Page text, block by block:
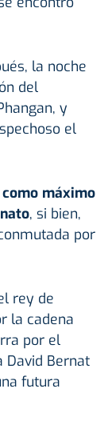
la noche
del
y
el
máximo
, si bien,
por
rey de
la cadena
por el
David Bernat
futura